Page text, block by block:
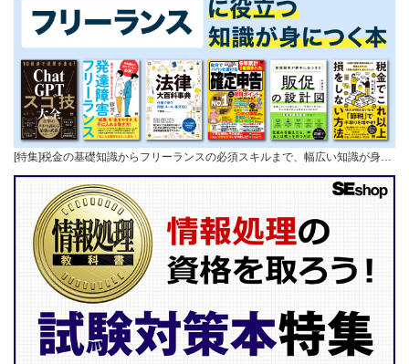
[特集]税金の基礎知識からフリーランスの必須スキルまで、幅広い知識が身…